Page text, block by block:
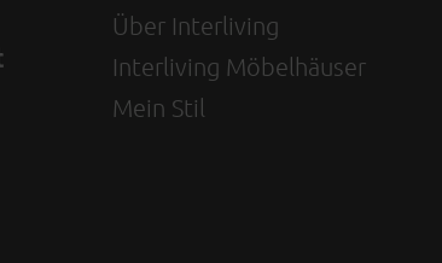
Über Interliving
Interliving Möbelhäuser
Mein Stil